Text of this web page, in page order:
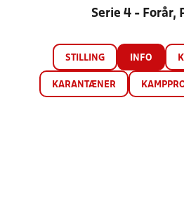
Serie 4 - Forår,
STILLING INFO
KARANTÆNER